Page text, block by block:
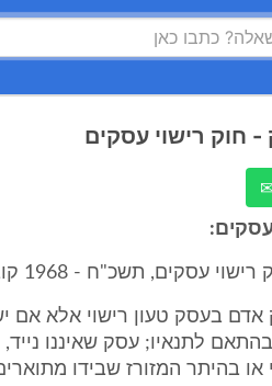
- חוק רישוי עסקים
אדם בעסק טעון רישוי אלא אם
לתנאיו; עסק שאיננו
או בהיתר המזורז שבידו